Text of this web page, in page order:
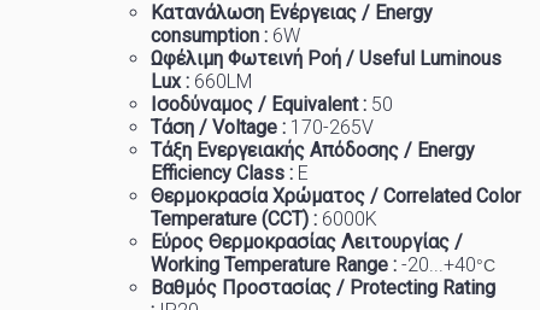
Κατανάλωση Ενέργειας / Energy
consumption : 6W
Ωφέλιμη Φωτεινή Ροή / Useful Luminous
Lux : 660LM
Ισοδύναμος / Equivalent : 50
Τάση / Voltage : 170-265V
Τάξη Ενεργειακής Απόδοσης / Energy
Efficiency Class : Ε
Θερμοκρασία Χρώματος / Correlated Color
Temperature (CCT) : 6000K
Εύρος Θερμοκρασίας Λειτουργίας /
Working Temperature Range : -20...+40°C
Βαθμός Προστασίας / Protecting Rating